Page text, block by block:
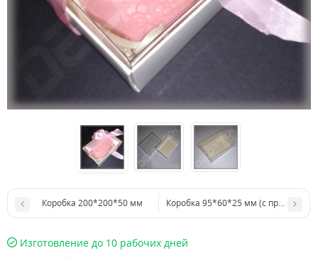
Коробка 200*200*50 мм Коробка 95*60*25 мм (с
Изготовление до 10 рабочих дней